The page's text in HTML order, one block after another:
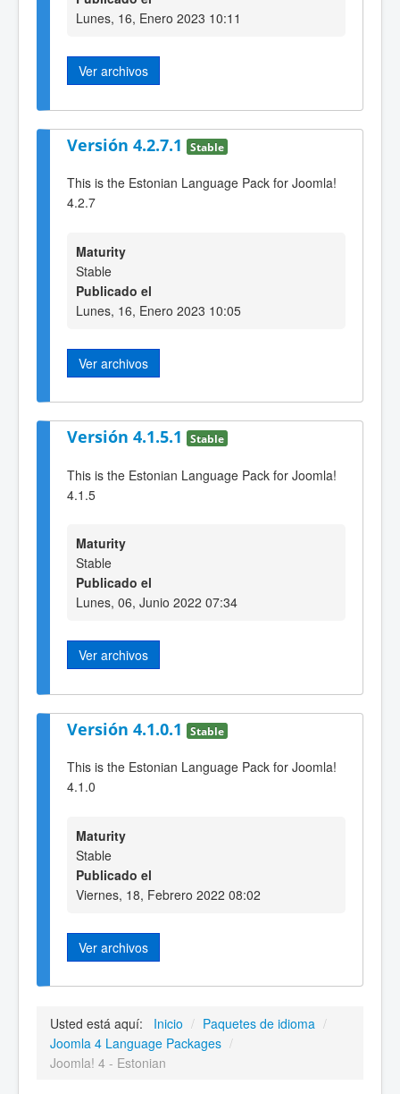
Lunes, 16, Enero 2023 10:11
Ver archivos
Versión 4.2.7.1 Stable
This is the Estonian Language Pack for Joomla!
4.2.7
Maturity
Stable
Publicado el
Lunes, 16, Enero 2023 10:05
Ver archivos
Versión 4.1.5.1 Stable
This is the Estonian Language Pack for Joomla!
4.1.5
Maturity
Stable
Publicado el
Lunes, 06, Junio 2022 07:34
Ver archivos
Versión 4.1.0.1 Stable
This is the Estonian Language Pack for Joomla!
4.1.0
Maturity
Stable
Publicado el
Viernes, 18, Febrero 2022 08:02
Ver archivos
Usted está aquí: Inicio / Paquetes de idioma /
Joomla 4 Language Packages /
Joomla! 4 - Estonian